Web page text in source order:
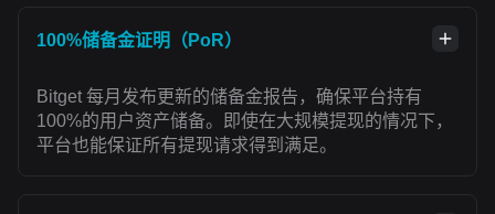
100%储备金证明（PoR）
Bitget 每月发布更新的储备金报告，确保平台持有
100%的用户资产储备。即使在大规模提现的情况下，
平台也能保证所有提现请求得到满足。